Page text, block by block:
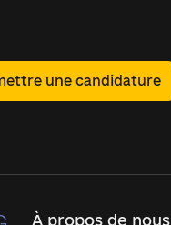
une candidature
À propos de nous